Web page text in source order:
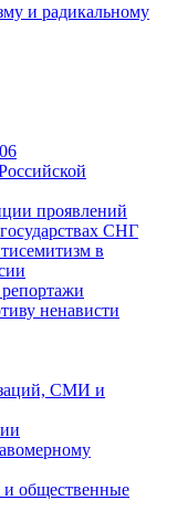
и радикальному
проявлений
СНГ
в
ненависти
СМИ и
и общественные